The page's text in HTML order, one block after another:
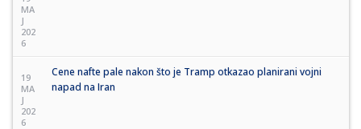
MA
J
202
6
19
MA
J
202
6
Cene nafte pale nakon što je Tramp otkazao planirani vojni
napad na Iran